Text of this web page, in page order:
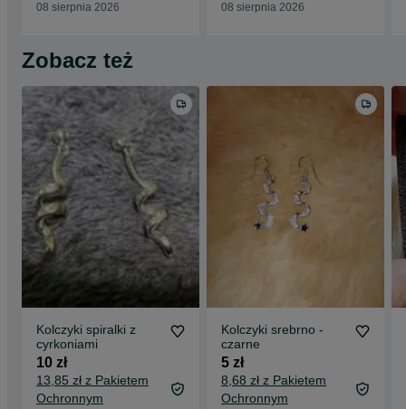
08 sierpnia 2026
08 sierpnia 2026
Zobacz też
Kolczyki spiralki z
cyrkoniami
10 zł
13,85 zł z Pakietem
Ochronnym
Kolczyki srebrno -
czarne
5 zł
8,68 zł z Pakietem
Ochronnym